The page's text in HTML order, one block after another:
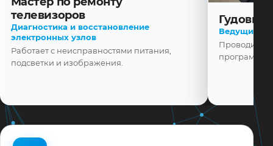
телевизоров
Диагностика и восстановление
электронных узлов
Работает с неисправностями питания,
подсветки и изображения.
Ведущий
Проводит